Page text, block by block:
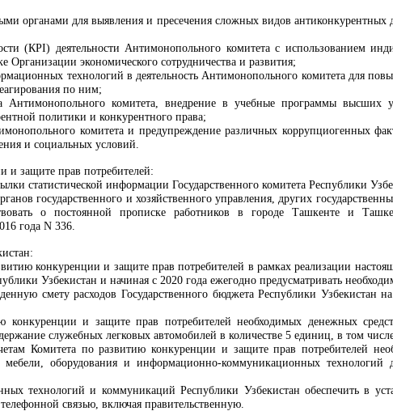
органами для выявления и пресечения сложных видов антиконкурентных
(КРI) деятельности Антимонопольного комитета с использованием
экономического сотрудничества и развития;
технологий в деятельность Антимонопольного комитета для
по ним;
Антимонопольного комитета, внедрение в учебные программы высших
политики и конкурентного права;
комитета и предупреждение различных коррупциогенных
и социальных условий.
и защите прав потребителей:
статистической информации Государственного комитета Республики
государственного и хозяйственного управления, других
о постоянной прописке работников в городе Ташкенте и
года N 336.
конкуренции и защите прав потребителей в рамках реализации
Узбекистан и начиная с 2020 года ежегодно предусматривать
смету расходов Государственного бюджета Республики Узбекистан
конкуренции и защите прав потребителей необходимых денежных
служебных легковых автомобилей в количестве 5 единиц, в том
Комитета по развитию конкуренции и защите прав потребителей
оборудования и информационно-коммуникационных технологий
технологий и коммуникаций Республики Узбекистан обеспечить в
телефонной связью, включая правительственную.